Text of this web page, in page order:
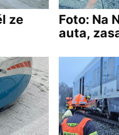
ze
Foto: Na
auta,